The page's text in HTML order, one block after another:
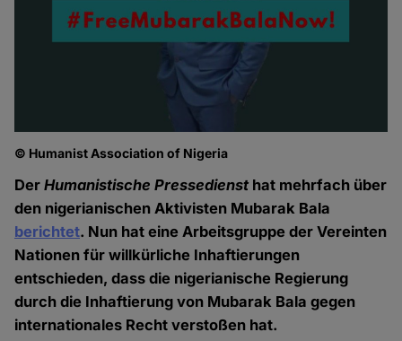
© Humanist Association of Nigeria
DerHumanistische Pressedienst hat mehrfach über
den nigerianischen Aktivisten Mubarak Bala
berichtet. Nun hat eine Arbeitsgruppe der Vereinten
Nationen für willkürliche Inhaftierungen
entschieden, dass die nigerianische Regierung
durch die Inhaftierung von Mubarak Bala gegen
internationales Recht verstoßen hat.